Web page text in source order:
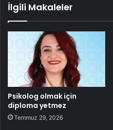
İlgili Makaleler
Psikolog olmak için
diploma yetmez
Temmuz 29, 2026